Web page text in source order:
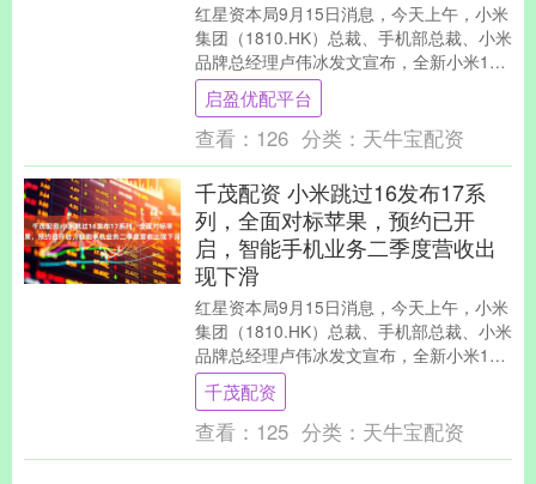
红星资本局9月15日消息，今天上午，小米
集团（1810.HK）总裁、手机部总裁、小米
品牌总经理卢伟冰发文宣布，全新小米17
系列本月将和大家见面。红星资本局注意
到....
启盈优配平台
查看： 126 分类： 天牛宝配资
千茂配资 小米跳过16发布17系
列，全面对标苹果，预约已开
启，智能手机业务二季度营收出
现下滑
红星资本局9月15日消息，今天上午，小米
集团（1810.HK）总裁、手机部总裁、小米
品牌总经理卢伟冰发文宣布，全新小米17
系列本月将和大家见面。红星资本局注意
到....
千茂配资
查看： 125 分类： 天牛宝配资